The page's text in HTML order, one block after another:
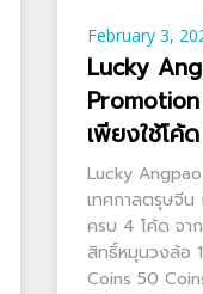
February 3,
Lucky
เพียงใช้โค้
Lucky
เทศกาลตรุษจีน
ครบ 4 โค้ด จา
สิทธิ์หมุนวงล้อ
Coins 50